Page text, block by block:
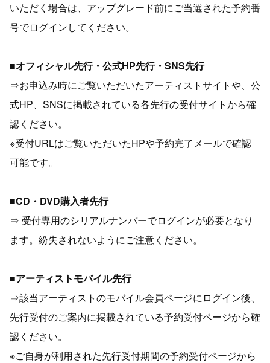
いただく場合は、アップグレード前にご当選された予約番
号でログインしてください。
■オフィシャル先行・公式HP先行・SNS先行
⇒お申込み時にご覧いただいたアーティストサイトや、公
式HP、SNSに掲載されている各先行の受付サイトから確
認ください。
※受付URLはご覧いただいたHPや予約完了メールで確認
可能です。
■CD・DVD購入者先行
⇒ 受付専用のシリアルナンバーでログインが必要となり
ます。紛失されないようにご注意ください。
■アーティストモバイル先行
⇒該当アーティストのモバイル会員ページにログイン後、
先行受付のご案内に掲載されている予約受付ページから確
認ください。
※ご自身が利用された先行受付期間の予約受付ページから